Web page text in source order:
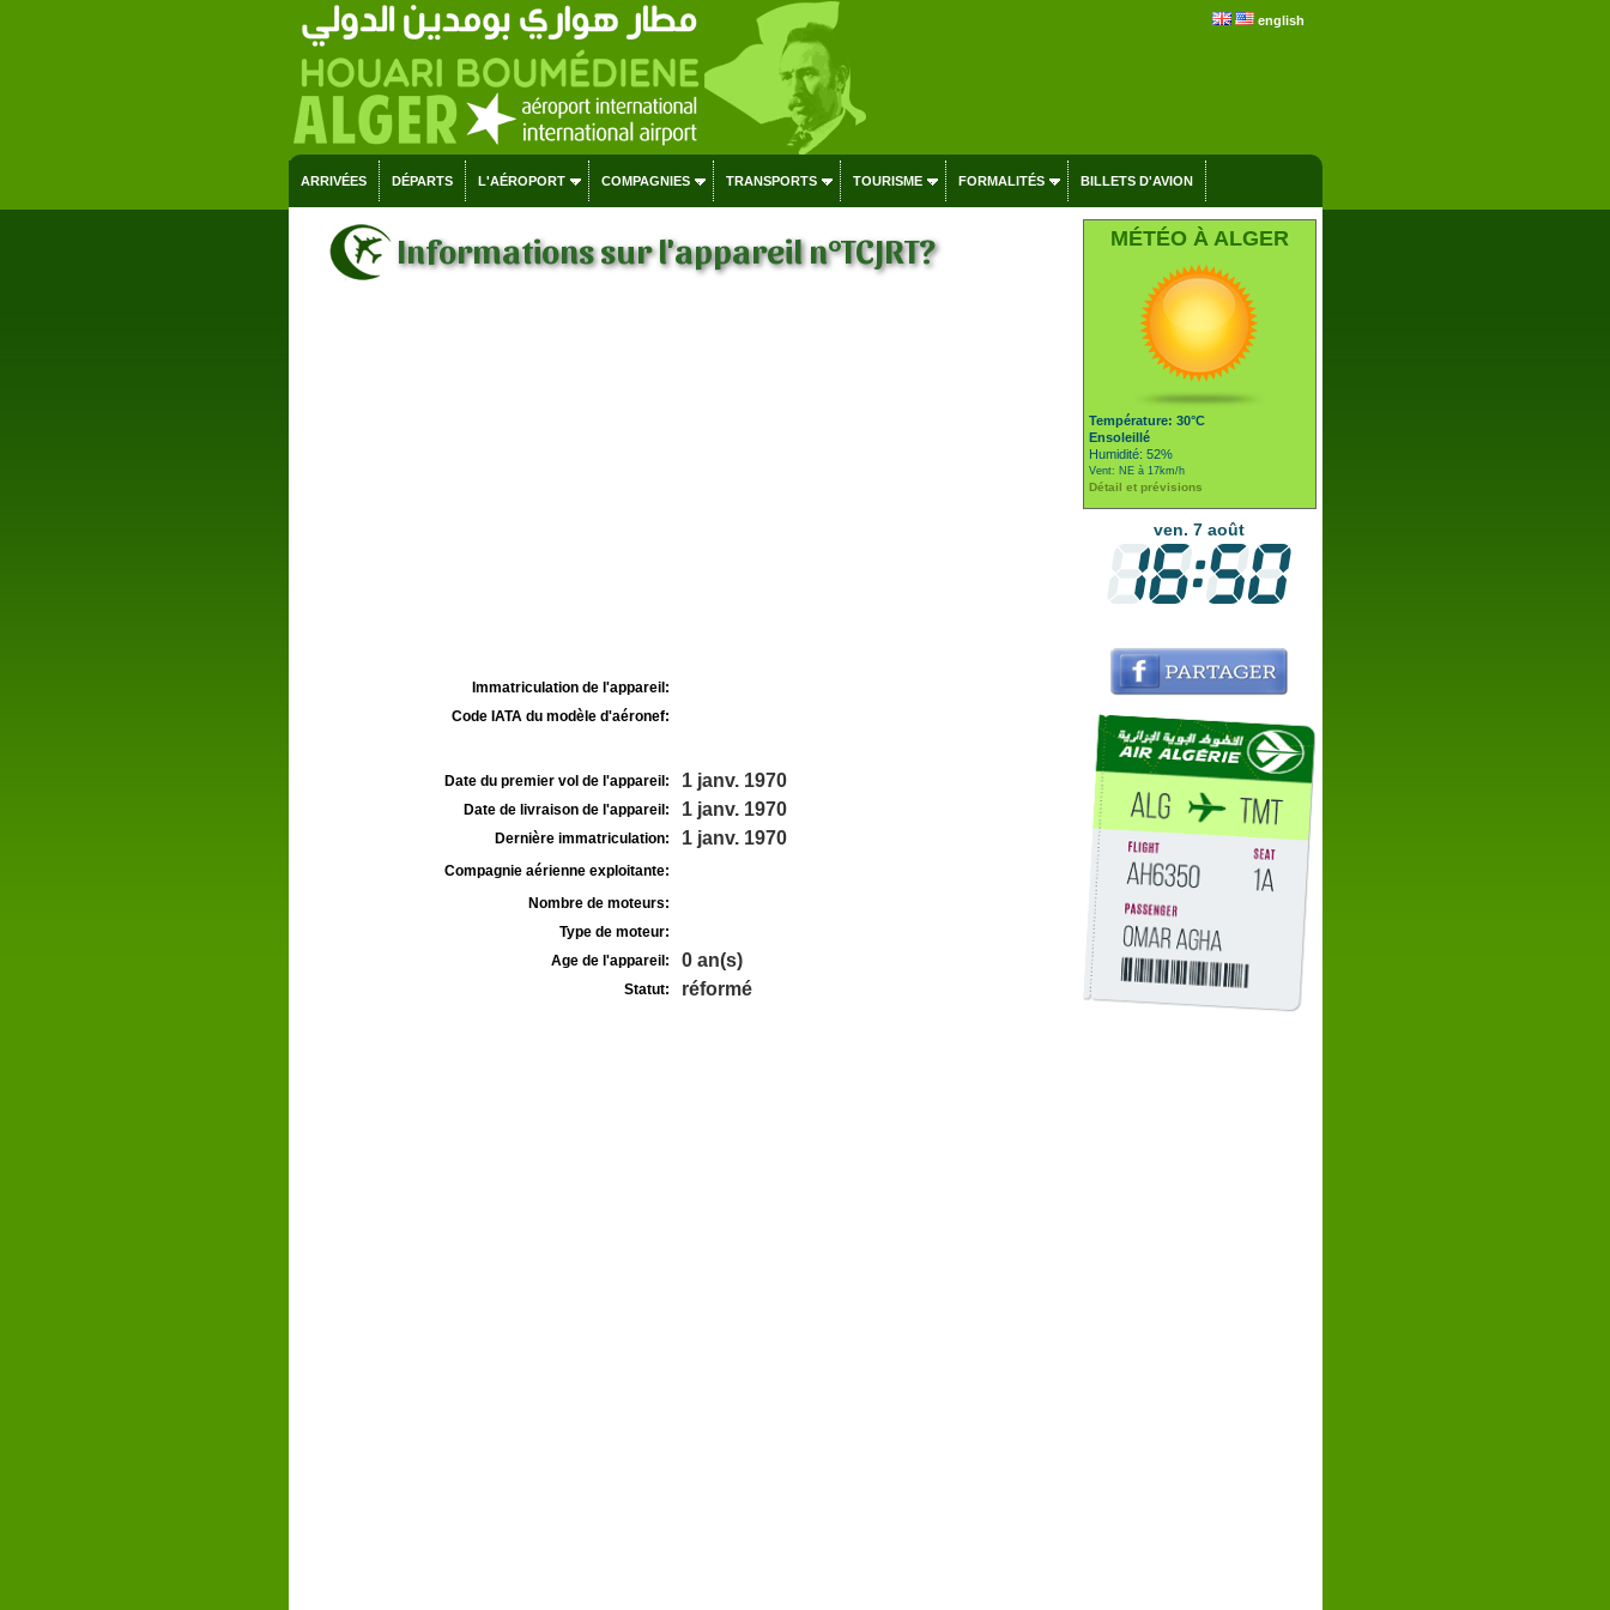
english
ARRIVÉES DÉPARTS L'AÉROPORT COMPAGNIES TRANSPORTS TOURISME FORMALITÉS BILLETS D'AVION
Informations sur l'appareil n°TCJRT?
Immatriculation de l'appareil:
Code IATA du modèle d'aéronef:
Date du premier vol de l'appareil: 1 janv. 1970
Date de livraison de l'appareil: 1 janv. 1970
Dernière immatriculation: 1 janv. 1970
Compagnie aérienne exploitante:
Nombre de moteurs:
Type de moteur:
Age de l'appareil:
0 an(s)
Statut: réformé
MÉTÉO À ALGER
Température: 30°C
Ensoleillé
Humidité: 52%
Vent: NE à 17km/h
Détail et prévisions
ven. 7 août